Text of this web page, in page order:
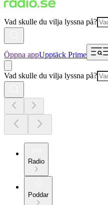
Vad skulle du vilja lyssna på?
Öppna appUpptäck Prime
Vad skulle du vilja lyssna på?
Radio
Poddar